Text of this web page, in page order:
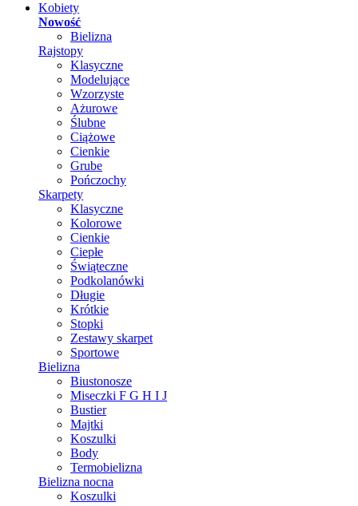
Kobiety
Nowość
Bielizna
Rajstopy
Klasyczne
Modelujące
Wzorzyste
Ażurowe
Ślubne
Ciążowe
Cienkie
Grube
Pończochy
Skarpety
Klasyczne
Kolorowe
Cienkie
Ciepłe
Świąteczne
Podkolanówki
Długie
Krótkie
Stopki
Zestawy skarpet
Sportowe
Bielizna
Biustonosze
Miseczki F G H I J
Bustier
Majtki
Koszulki
Body
Termobielizna
Bielizna nocna
Koszulki